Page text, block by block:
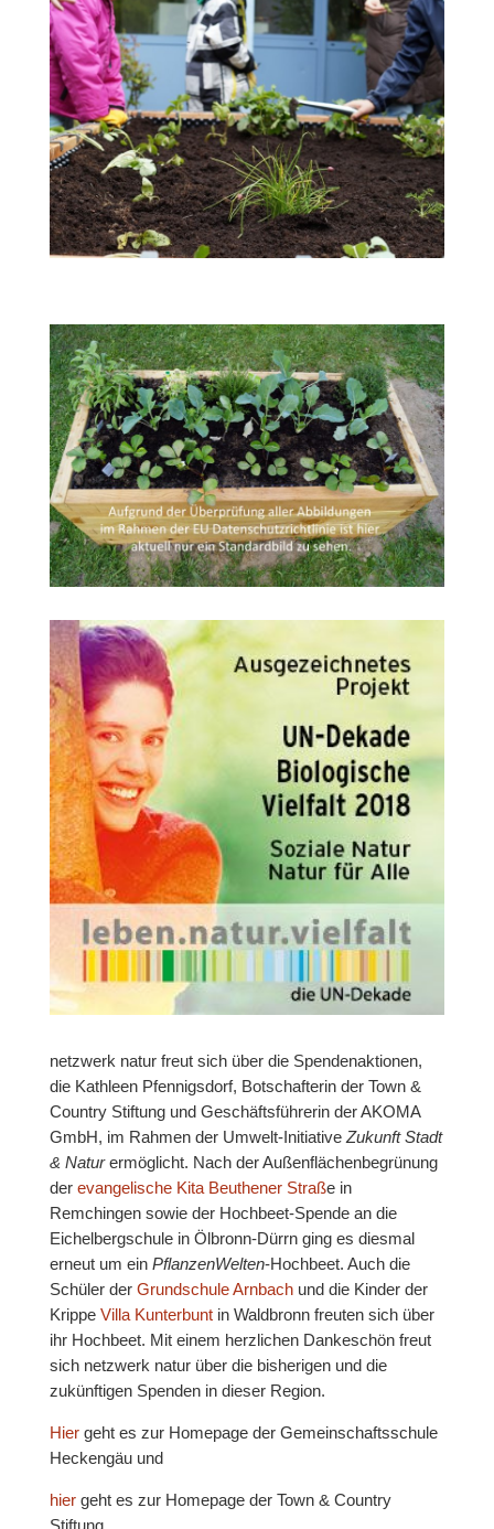
netzwerk natur freut sich über die Spendenaktionen,
die Kathleen Pfennigsdorf, Botschafterin der Town &
Country Stiftung und Geschäftsführerin der AKOMA
GmbH, im Rahmen der Umwelt-Initiative Zukunft Stadt
& Naturermöglicht. Nach der Außenflächenbegrünung
der evangelische Kita Beuthener Straße in
Remchingen sowie der Hochbeet-Spende an die
Eichelbergschule in Ölbronn-Dürrn ging es diesmal
erneut um ein PflanzenWelten-Hochbeet. Auch die
Schüler der Grundschule Arnbachund die Kinder der
Krippe Villa Kunterbuntin Waldbronn freuten sich über
ihr Hochbeet. Mit einem herzlichen Dankeschön freut
sich netzwerk natur über die bisherigen und die
zukünftigen Spenden in dieser Region.
Hier geht es zur Homepage der Gemeinschaftsschule
Heckengäu und
hiergeht es zur Homepage der Town & Country
Stiftung.